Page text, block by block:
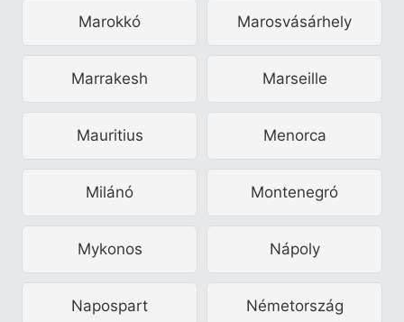
Marokkó Marosvásárhely
Marrakesh Marseille
Mauritius Menorca
Milánó Montenegró
Mykonos Nápoly
Napospart Németország